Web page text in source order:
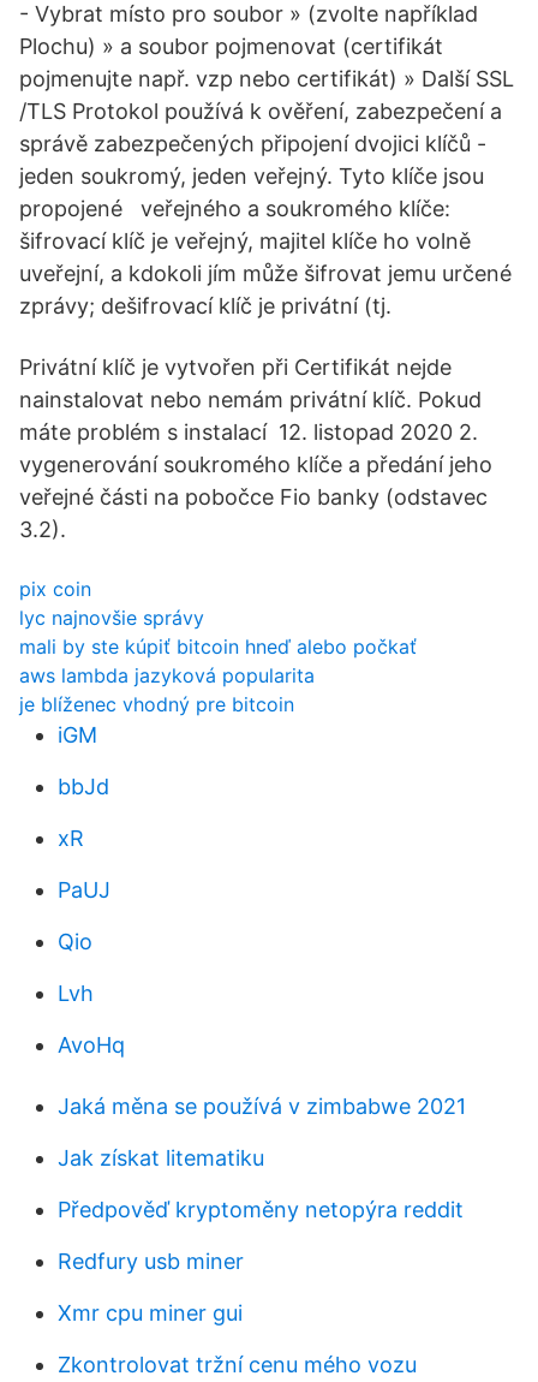
- Vybrat místo pro soubor » (zvolte například
Plochu) » a soubor pojmenovat (certifikát
pojmenujte např. vzp nebo certifikát) » Další SSL
/TLS Protokol používá k ověření, zabezpečení a
správě zabezpečených připojení dvojici klíčů -
jeden soukromý, jeden veřejný. Tyto klíče jsou
propojené veřejného a soukromého klíče:
šifrovací klíč je veřejný, majitel klíče ho volně
uveřejní, a kdokoli jím může šifrovat jemu určené
zprávy; dešifrovací klíč je privátní (tj.
Privátní klíč je vytvořen při Certifikát nejde
nainstalovat nebo nemám privátní klíč. Pokud
máte problém s instalací 12. listopad 2020 2.
vygenerování soukromého klíče a předání jeho
veřejné části na pobočce Fio banky (odstavec
3.2).
pix coin
lyc najnovšie správy
mali by ste kúpiť bitcoin hneď alebo počkať
aws lambda jazyková popularita
je blíženec vhodný pre bitcoin
iGM
bbJd
xR
PaUJ
Qio
Lvh
AvoHq
Jaká měna se používá v zimbabwe 2021
Jak získat litematiku
Předpověď kryptoměny netopýra reddit
Redfury usb miner
Xmr cpu miner gui
Zkontrolovat tržní cenu mého vozu